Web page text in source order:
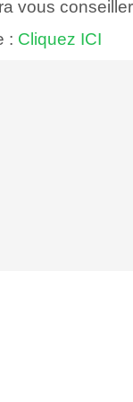
vous
: Cliquez ICI